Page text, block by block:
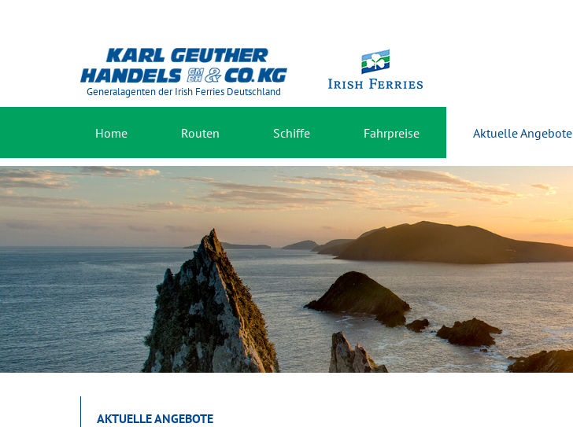
Generalagenten der Irish Ferries Deutschland
Home Routen Schiffe Fahrpreise Aktuelle Angebote
AKTUELLE ANGEBOTE